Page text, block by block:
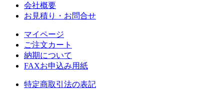
会社概要
お見積り・お問合せ
マイページ
ご注文カート
納期について
FAXお申込み用紙
特定商取引法の表記